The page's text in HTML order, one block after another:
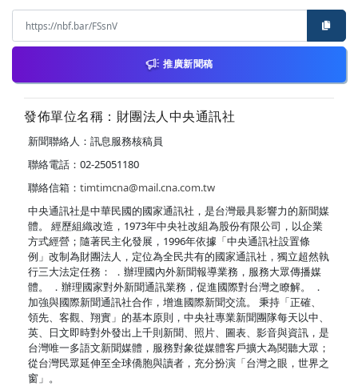
推廣新聞稿
發佈單位名稱：財團法人中央通訊社
新聞聯絡人：訊息服務核稿員
聯絡電話：02-25051180
聯絡信箱： timtimcna@mail.cna.com.tw
中央通訊社是中華民國的國家通訊社，是台灣最具影響力的新聞媒
體。 經歷組織改造，1973年中央社改組為股份有限公司，以企業
方式經營；隨著民主化發展，1996年依據「中央通訊社設置條
例」改制為財團法人，定位為全民共有的國家通訊社，獨立超然執
行三大法定任務： ．辦理國內外新聞報導業務，服務大眾傳播媒
體。 ．辦理國家對外新聞通訊業務，促進國際對台灣之瞭解。 ．
加強與國際新聞通訊社合作，增進國際新聞交流。 秉持「正確、
領先、客觀、翔實」的基本原則，中央社專業新聞團隊每天以中、
英、日文即時對外發出上千則新聞、照片、圖表、影音與資訊，是
台灣唯一多語文新聞媒體，服務對象從媒體客戶擴大為閱聽大眾；
從台灣民眾延伸至全球僑胞與讀者，充分扮演「台灣之眼，世界之
窗」。